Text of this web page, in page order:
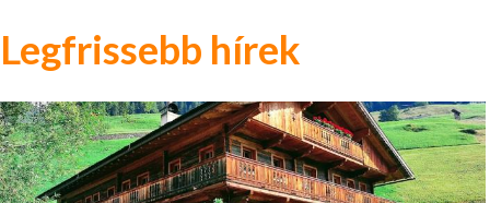
Legfrissebb hírek